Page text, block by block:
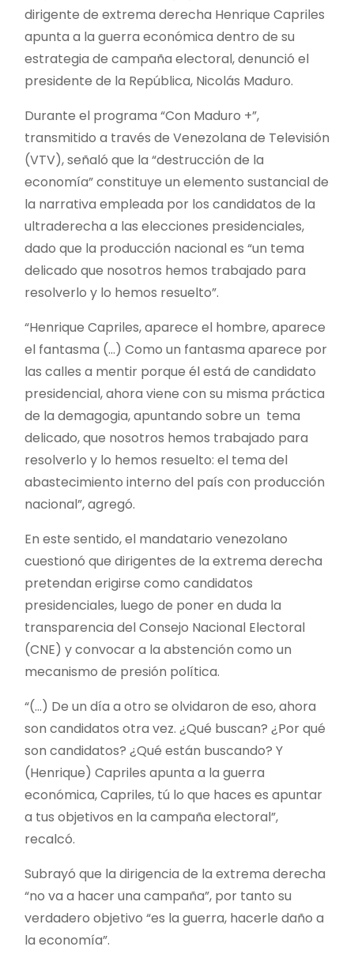
dirigente de extrema derecha Henrique Capriles
apunta a la guerra económica dentro de su
estrategia de campaña electoral, denunció el
presidente de la República, Nicolás Maduro.
Durante el programa “Con Maduro +”,
transmitido a través de Venezolana de Televisión
(VTV), señaló que la “destrucción de la
economía” constituye un elemento sustancial de
la narrativa empleada por los candidatos de la
ultraderecha a las elecciones presidenciales,
dado que la producción nacional es “un tema
delicado que nosotros hemos trabajado para
resolverlo y lo hemos resuelto”.
“Henrique Capriles, aparece el hombre, aparece
el fantasma (…) Como un fantasma aparece por
las calles a mentir porque él está de candidato
presidencial, ahora viene con su misma práctica
de la demagogia, apuntando sobre un tema
delicado, que nosotros hemos trabajado para
resolverlo y lo hemos resuelto: el tema del
abastecimiento interno del país con producción
nacional”, agregó.
En este sentido, el mandatario venezolano
cuestionó que dirigentes de la extrema derecha
pretendan erigirse como candidatos
presidenciales, luego de poner en duda la
transparencia del Consejo Nacional Electoral
(CNE) y convocar a la abstención como un
mecanismo de presión política.
“(…) De un día a otro se olvidaron de eso, ahora
son candidatos otra vez. ¿Qué buscan? ¿Por qué
son candidatos? ¿Qué están buscando? Y
(Henrique) Capriles apunta a la guerra
económica, Capriles, tú lo que haces es apuntar
a tus objetivos en la campaña electoral”,
recalcó.
Subrayó que la dirigencia de la extrema derecha
“no va a hacer una campaña”, por tanto su
verdadero objetivo “es la guerra, hacerle daño a
la economía”.